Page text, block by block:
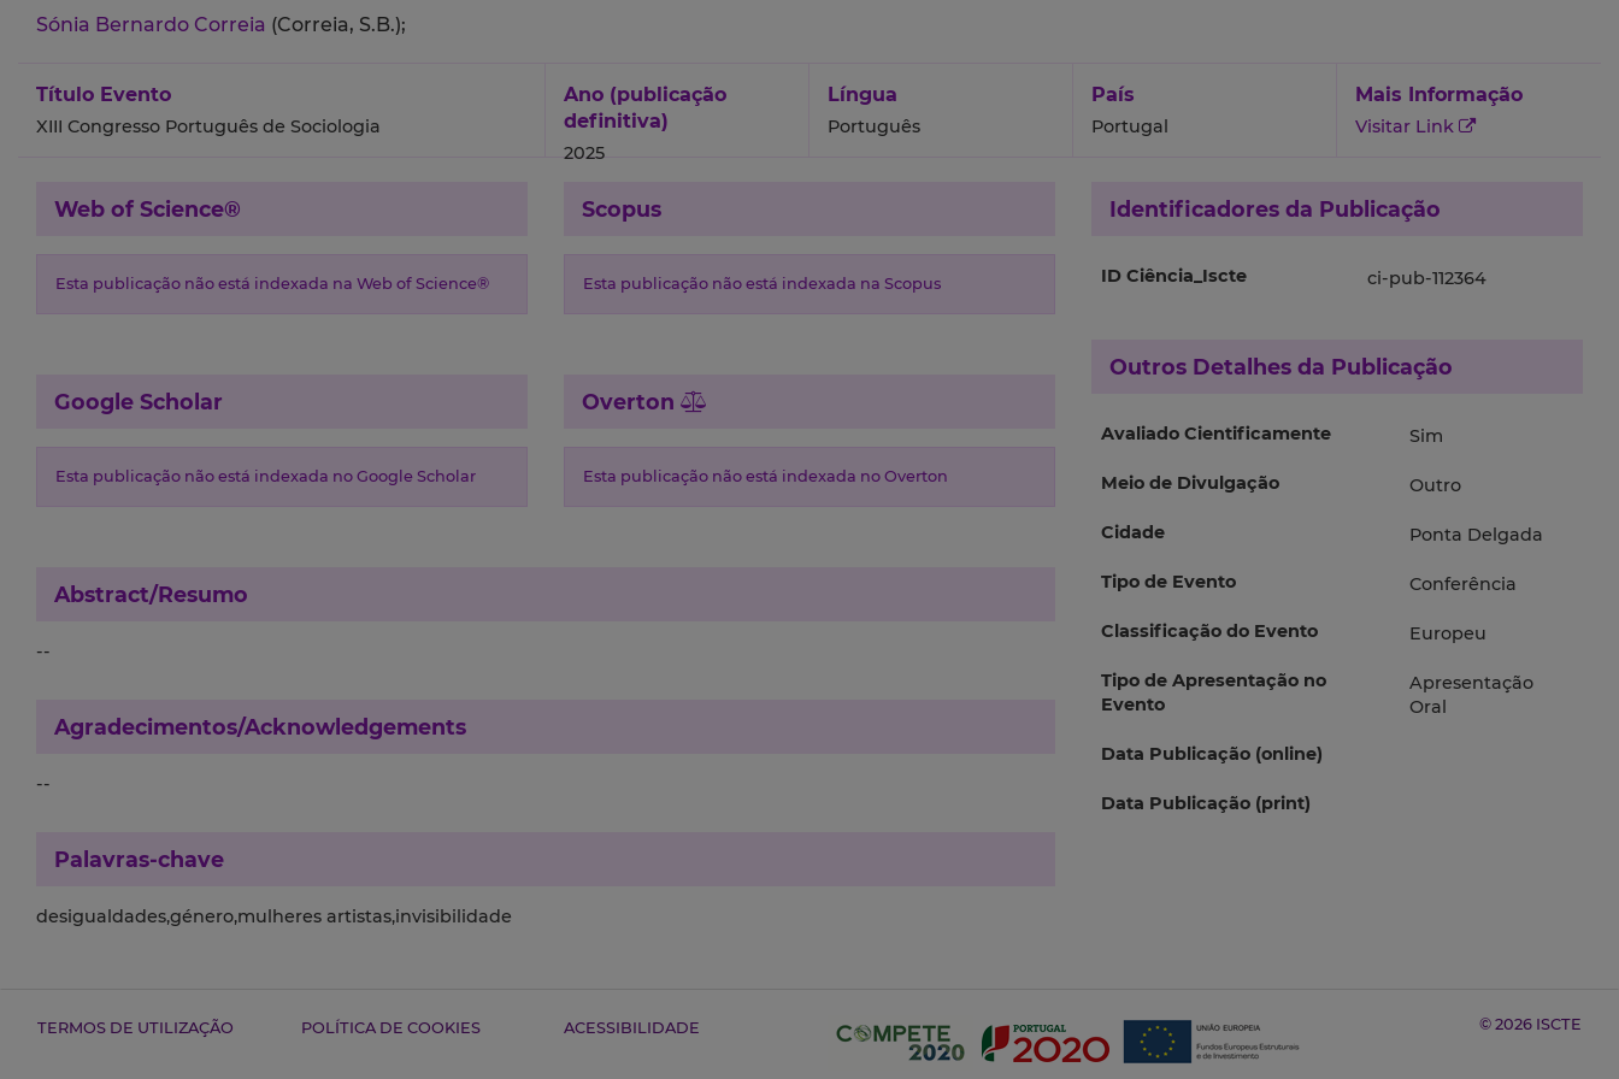
Sónia Bernardo Correia (Correia, S.B.);
Título Evento
XIII Congresso Português de Sociologia
Ano (publicação
definitiva)
2025
Língua
Português
País
Portugal
Mais Informação
Visitar Link
Web of Science®
Esta publicação não está indexada na Web of Science®
Scopus
Esta publicação não está indexada na Scopus
Google Scholar
Esta publicação não está indexada no Google Scholar
Overton
Esta publicação não está indexada no Overton
Abstract/Resumo
--
Agradecimentos/Acknowledgements
--
Palavras-chave
desigualdades,género,mulheres artistas,invisibilidade
Identificadores da Publicação
ID Ciência_Iscte ci-pub-112364
Outros Detalhes da Publicação
Avaliado Cientificamente Sim
Meio de Divulgação Outro
Cidade Ponta Delgada
Tipo de Evento Conferência
Classificação do Evento Europeu
Tipo de Apresentação no
Evento
Apresentação
Oral
Data Publicação (online)
Data Publicação (print)
TERMOS DE UTILIZAÇÃO POLÍTICA DE COOKIES ACESSIBILIDADE © 2026 ISCTE